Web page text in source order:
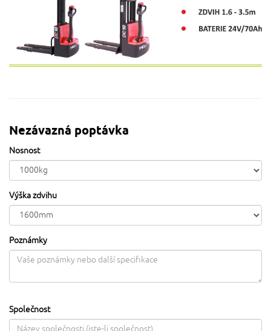
Nezávazná poptávka
Nosnost
Výška zdvihu
Poznámky
Společnost